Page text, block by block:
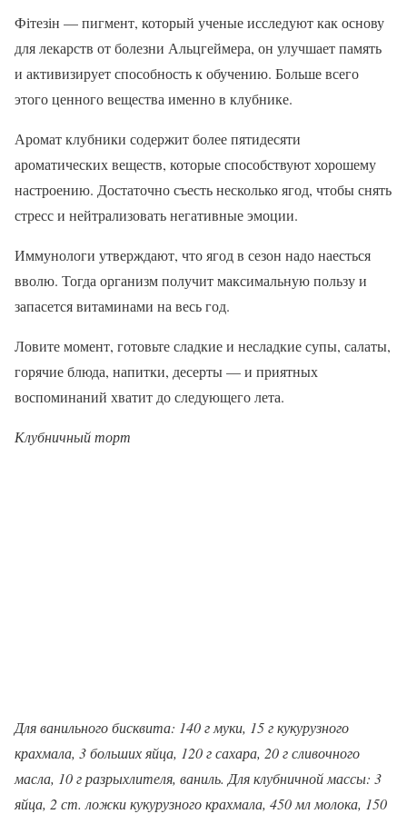
Фітезін — пигмент, который ученые исследуют как основу
для лекарств от болезни Альцгеймера, он улучшает память
и активизирует способность к обучению. Больше всего
этого ценного вещества именно в клубнике.
Аромат клубники содержит более пятидесяти
ароматических веществ, которые способствуют хорошему
настроению. Достаточно съесть несколько ягод, чтобы снять
стресс и нейтрализовать негативные эмоции.
Иммунологи утверждают, что ягод в сезон надо наесться
вволю. Тогда организм получит максимальную пользу и
запасется витаминами на весь год.
Ловите момент, готовьте сладкие и несладкие супы, салаты,
горячие блюда, напитки, десерты — и приятных
воспоминаний хватит до следующего лета.
Клубничный торт
Для ванильного бисквита: 140 г муки, 15 г кукурузного
крахмала, 3 больших яйца, 120 г сахара, 20 г сливочного
масла, 10 г разрыхлителя, ваниль. Для клубничной массы: 3
яйца, 2 ст. ложки кукурузного крахмала, 450 мл молока, 150